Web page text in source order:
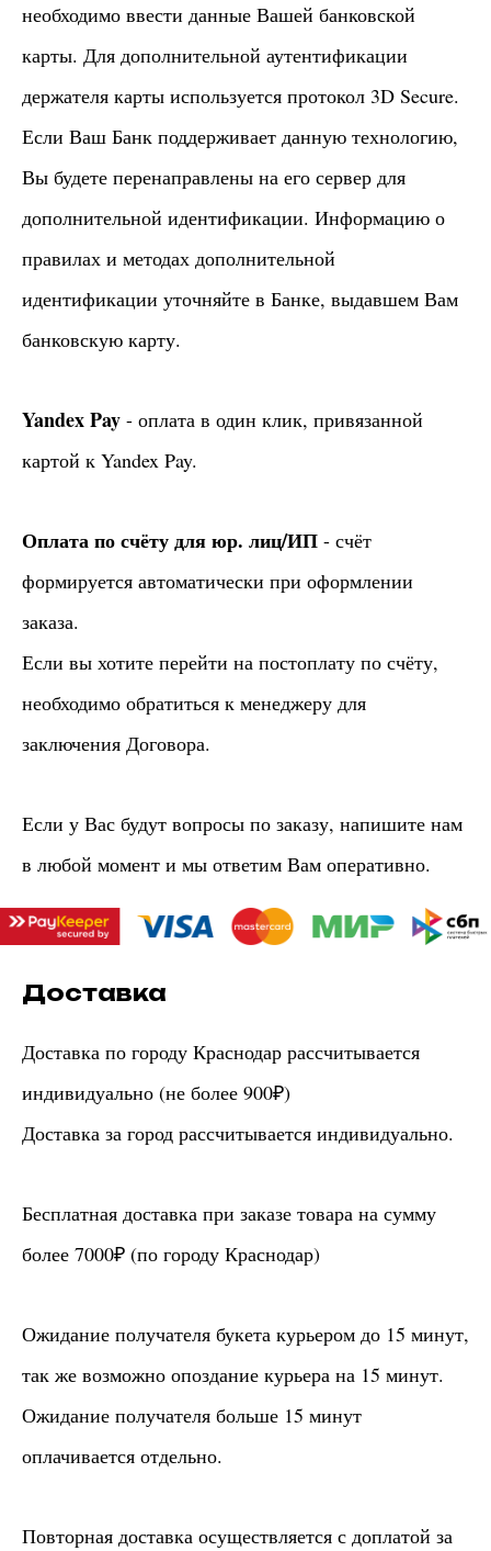
необходимо ввести данные Вашей банковской
карты. Для дополнительной аутентификации
держателя карты используется протокол 3D Secure.
Если Ваш Банк поддерживает данную технологию,
Вы будете перенаправлены на его сервер для
дополнительной идентификации. Информацию о
правилах и методах дополнительной
идентификации уточняйте в Банке, выдавшем Вам
банковскую карту.
Yandex Pay - оплата в один клик, привязанной
картой к Yandex Pay.
Оплата по счёту для юр. лиц/ИП - счёт
формируется автоматически при оформлении
заказа.
Если вы хотите перейти на постоплату по счёту,
необходимо обратиться к менеджеру для
заключения Договора.
Если у Вас будут вопросы по заказу, напишите нам
в любой момент и мы ответим Вам оперативно.
Доставка
Доставка по городу Краснодар рассчитывается
индивидуально (не более 900₽)
Доставка за город рассчитывается индивидуально.
Бесплатная доставка при заказе товара на сумму
более 7000₽ (по городу Краснодар)
Ожидание получателя букета курьером до 15 минут,
так же возможно опоздание курьера на 15 минут.
Ожидание получателя больше 15 минут
оплачивается отдельно.
Повторная доставка осуществляется с доплатой за